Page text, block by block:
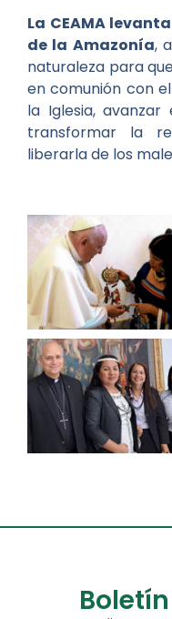
La CEAMA
de la Amazonía,
naturaleza para
en comunión con
la Iglesia,
transformar la
liberarla de los